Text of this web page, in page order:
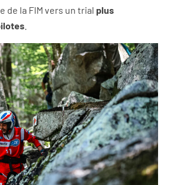
de la FIM vers un trial plus